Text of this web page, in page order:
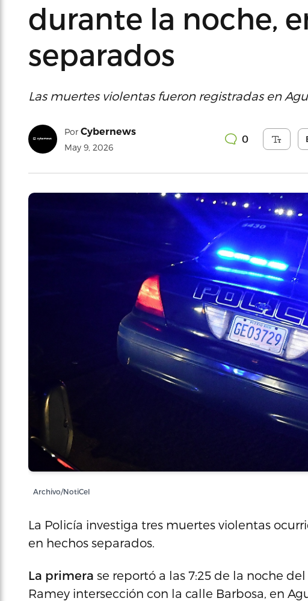
durante la noche,
separados
Las muertes violentas fueron registradas en
Por Cybernews
May 9, 2026
0
Archivo/NotiCel
La Policía investiga tres muertes violentas
en hechos separados.
La primera se reportó a las 7:25 de la noche
Ramey intersección con la calle Barbosa, en